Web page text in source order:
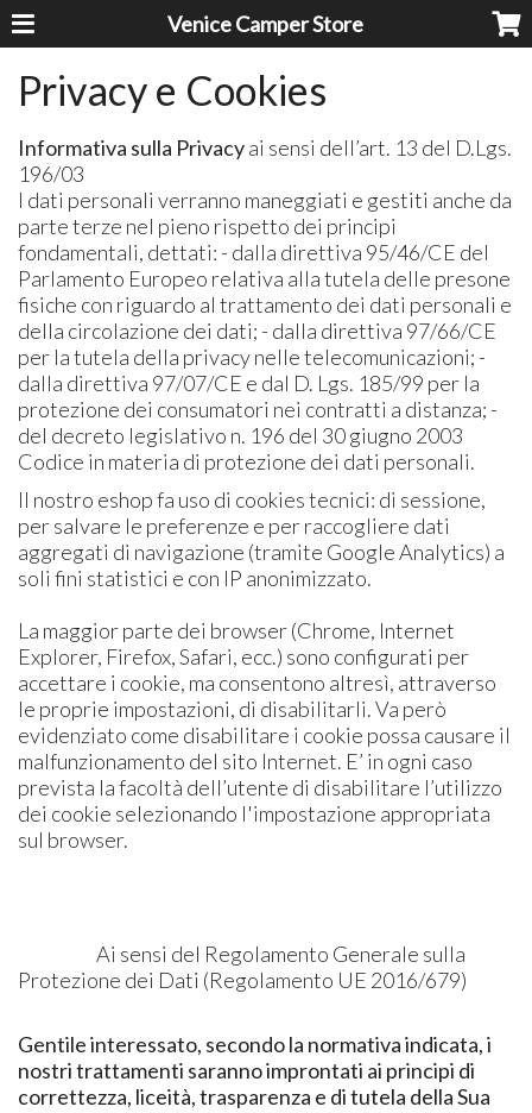
Venice Camper Store
Privacy e Cookies
Informativa sulla Privacyai sensi dell’art. 13 del D.Lgs.
196/03
I dati personali verranno maneggiati e gestiti anche da
parte terze nel pieno rispetto dei principi
fondamentali, dettati: - dalla direttiva 95/46/CE del
Parlamento Europeo relativa alla tutela delle presone
fisiche con riguardo al trattamento dei dati personali e
della circolazione dei dati; - dalla direttiva 97/66/CE
per la tutela della privacy nelle telecomunicazioni; -
dalla direttiva 97/07/CE e dal D. Lgs. 185/99 per la
protezione dei consumatori nei contratti a distanza; -
del decreto legislativo n. 196 del 30 giugno 2003
Codice in materia di protezione dei dati personali.
Il nostro eshop fa uso di cookies tecnici: di sessione,
per salvare le preferenze e per raccogliere dati
aggregati di navigazione (tramite Google Analytics) a
soli fini statistici e con IP anonimizzato.
La maggior parte dei browser (Chrome, Internet
Explorer, Firefox, Safari, ecc.) sono configurati per
accettare i cookie, ma consentono altresì, attraverso
le proprie impostazioni, di disabilitarli. Va però
evidenziato come disabilitare i cookie possa causare il
malfunzionamento del sito Internet. E’ in ogni caso
prevista la facoltà dell’utente di disabilitare l’utilizzo
dei cookie selezionando l'impostazione appropriata
sul browser.
Ai sensi del Regolamento Generale sulla
Protezione dei Dati (Regolamento UE 2016/679)
Gentile interessato, secondo la normativa indicata, i
nostri trattamenti saranno improntati ai principi di
correttezza, liceità, trasparenza e di tutela della Sua